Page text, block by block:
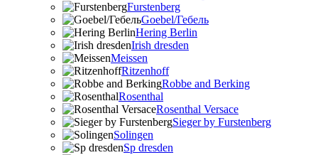
Furstenberg
Goebel/Гебель
Hering Berlin
Irish dresden
Meissen
Ritzenhoff
Robbe and Berking
Rosenthal
Rosenthal Versace
Sieger by Furstenberg
Solingen
Sp dresden